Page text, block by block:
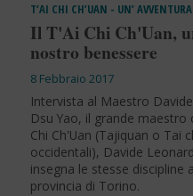
T’AI CHI CH’UAN - UN’
Il T'Ai Chi Ch'Uan,
nostro benessere
8 Febbraio 2017
Intervista al Maestro
Dsu Yao, il grande
Chi Ch'Uan (Tajiquan o Tai
occidentali), Davide
insegna le stesse discipline
provincia di Torino.